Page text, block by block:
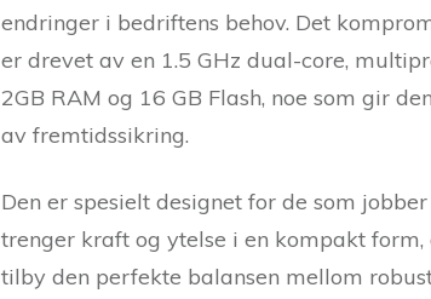
endringer i bedriftens behov. Det
er drevet av en 1.5 GHz dual-core,
2GB RAM og 16 GB Flash, noe som gir
av fremtidssikring.
Den er spesielt designet for de som
trenger kraft og ytelse i en kompakt
tilby den perfekte balansen mellom